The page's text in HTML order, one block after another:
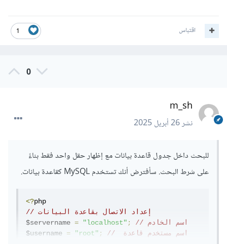
1 اقتباس
0
m_sh
نشر26 أبريل 2025
للبحث داخل جدول قاعدة بيانات مع إظهار حقل واحد فقط بناءً
على شرط البحث. سأفترض أنك تستخدم MySQL كقاعدة بيانات.
<?
// إعداد الاتصال بقاعدة البيانات
$servername = "localhost";
// اسم الخادم
$username = "root";
// اسم مستخدم قاعدة